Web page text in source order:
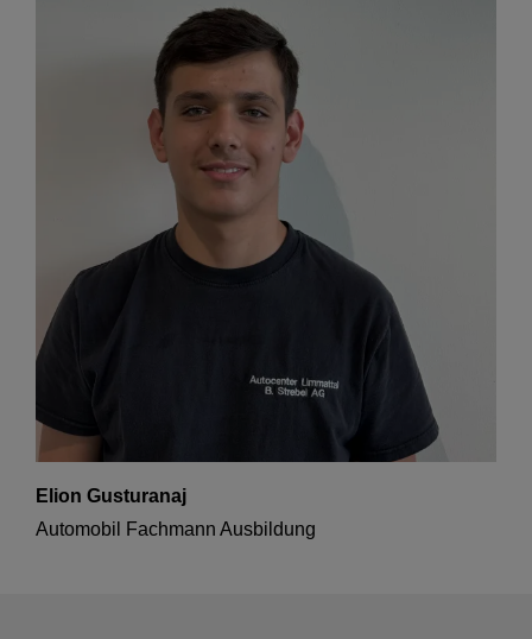
Elion Gusturanaj
Automobil Fachmann Ausbildung